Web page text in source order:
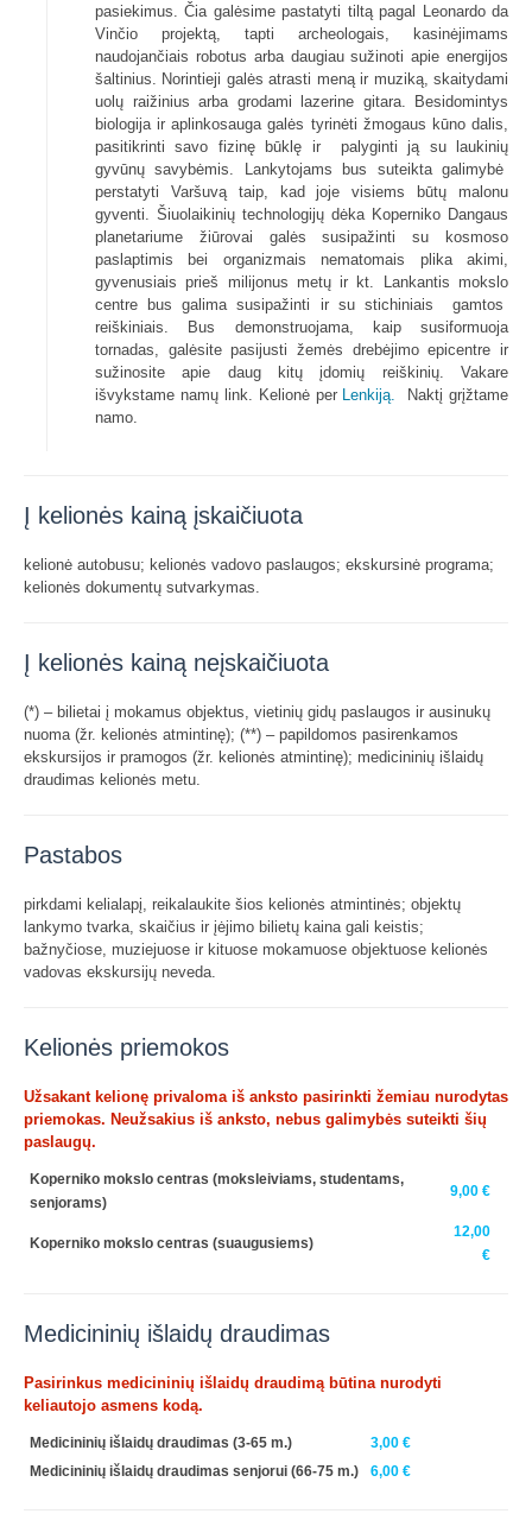
pasiekimus. Čia galėsime pastatyti tiltą pagal Leonardo da
Vinčio projektą, tapti archeologais, kasinėjimams
naudojančiais robotus arba daugiau sužinoti apie energijos
šaltinius. Norintieji galės atrasti meną ir muziką, skaitydami
uolų raižinius arba grodami lazerine gitara. Besidomintys
biologija ir aplinkosauga galės tyrinėti žmogaus kūno dalis,
pasitikrinti savo fizinę būklę ir palyginti ją su laukinių
gyvūnų savybėmis. Lankytojams bus suteikta galimybė
perstatyti Varšuvą taip, kad joje visiems būtų malonu
gyventi. Šiuolaikinių technologijų dėka Koperniko Dangaus
planetariume žiūrovai galės susipažinti su kosmoso
paslaptimis bei organizmais nematomais plika akimi,
gyvenusiais prieš milijonus metų ir kt. Lankantis mokslo
centre bus galima susipažinti ir su stichiniais gamtos
reiškiniais. Bus demonstruojama, kaip susiformuoja
tornadas, galėsite pasijusti žemės drebėjimo epicentre ir
sužinosite apie daug kitų įdomių reiškinių. Vakare
išvykstame namų link. Kelionė per Lenkiją.
Naktį grįžtame
namo.
Į kelionės kainą įskaičiuota
kelionė autobusu; kelionės vadovo paslaugos; ekskursinė programa;
kelionės dokumentų sutvarkymas.
Į kelionės kainą neįskaičiuota
(*) – bilietai į mokamus objektus, vietinių gidų paslaugos ir ausinukų
nuoma (žr. kelionės atmintinę); (**) – papildomos pasirenkamos
ekskursijos ir pramogos (žr. kelionės atmintinę); medicininių išlaidų
draudimas kelionės metu.
Pastabos
pirkdami kelialapį, reikalaukite šios kelionės atmintinės; objektų
lankymo tvarka, skaičius ir įėjimo bilietų kaina gali keistis;
bažnyčiose, muziejuose ir kituose mokamuose objektuose kelionės
vadovas ekskursijų neveda.
Kelionės priemokos
Užsakant kelionę privaloma iš anksto pasirinkti žemiau nurodytas
priemokas. Neužsakius iš anksto, nebus galimybės suteikti šių
paslaugų.
Koperniko mokslo centras (moksleiviams, studentams,
senjorams)
9,00 €
Koperniko mokslo centras (suaugusiems)
12,00
€
Medicininių išlaidų draudimas
Pasirinkus medicininių išlaidų draudimą būtina nurodyti
keliautojo asmens kodą.
Medicininių išlaidų draudimas (3-65 m.)
3,00 €
Medicininių išlaidų draudimas senjorui (66-75 m.)
6,00 €